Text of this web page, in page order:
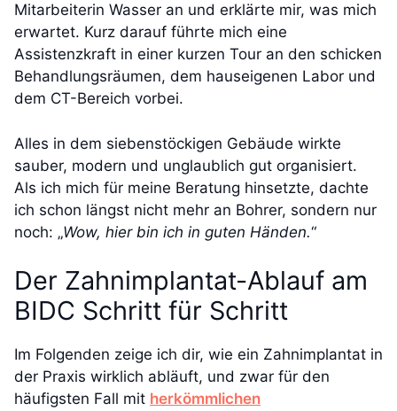
Mitarbeiterin Wasser an und erklärte mir, was mich
erwartet. Kurz darauf führte mich eine
Assistenzkraft in einer kurzen Tour an den schicken
Behandlungsräumen, dem hauseigenen Labor und
dem CT-Bereich vorbei.
Alles in dem siebenstöckigen Gebäude wirkte
sauber, modern und unglaublich gut organisiert.
Als ich mich für meine Beratung hinsetzte, dachte
ich schon längst nicht mehr an Bohrer, sondern nur
noch: „Wow, hier bin ich in guten Händen.“
Der Zahnimplantat-Ablauf am
BIDC Schritt für Schritt
Im Folgenden zeige ich dir, wie ein Zahnimplantat in
der Praxis wirklich abläuft, und zwar für den
häufigsten Fall mit herkömmlichen